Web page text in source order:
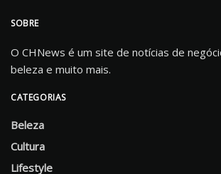
SOBRE
O CHNews é um site de notícias de
beleza e muito mais.
CATEGORIAS
Beleza
Cultura
Lifestyle